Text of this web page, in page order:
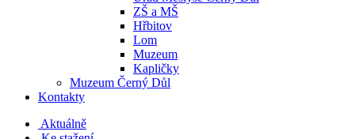
ZŠ a MŠ
Hřbitov
Lom
Muzeum
Kapličky
Muzeum Černý Důl
Kontakty
Aktuálně